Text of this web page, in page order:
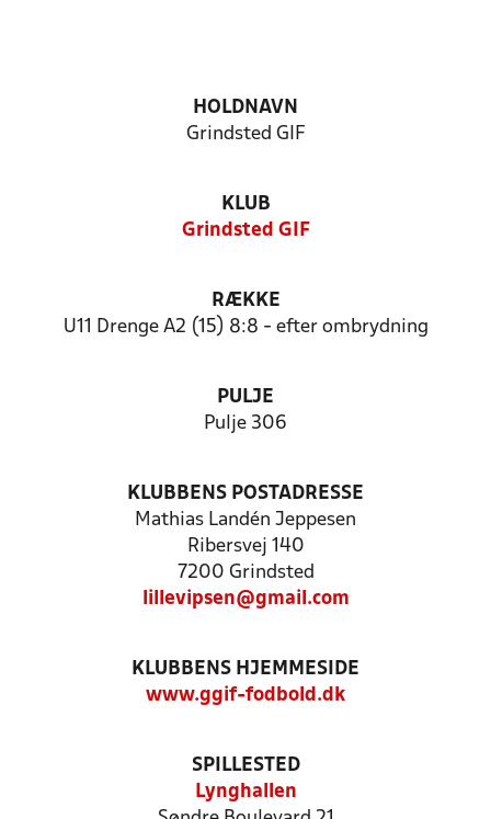
HOLDNAVN
Grindsted GIF
KLUB
Grindsted GIF
RÆKKE
U11 Drenge A2 (15) 8:8 - efter ombrydning
PULJE
Pulje 306
KLUBBENS POSTADRESSE
Mathias Landén Jeppesen
Ribersvej 140
7200 Grindsted
lillevipsen@gmail.com
KLUBBENS HJEMMESIDE
www.ggif-fodbold.dk
SPILLESTED
Lynghallen